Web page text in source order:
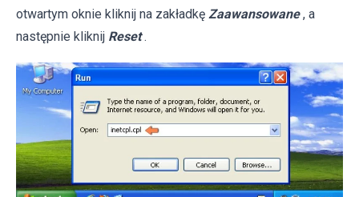
otwartym oknie kliknij na zakładkę Zaawansowane , a
następnie kliknij Reset .